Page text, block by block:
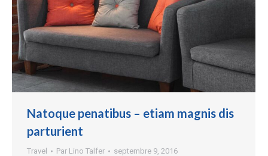
Natoque penatibus – etiam magnis dis
parturient
Travel Par Lino Talfer septembre 9, 2016